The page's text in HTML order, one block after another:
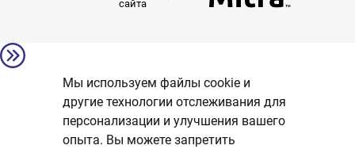
сайта
Мы используем файлы cookie и
другие технологии отслеживания для
персонализации и улучшения вашего
опыта. Вы можете запретить